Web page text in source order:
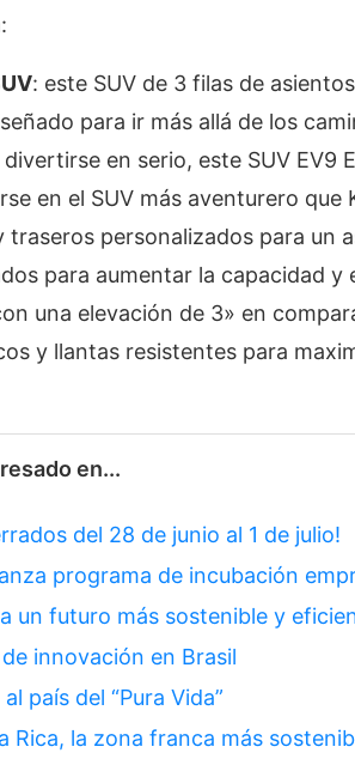
: este SUV de 3 filas de
para ir más allá de los
en serio, este SUV EV9
en el SUV más aventurero que
traseros personalizados para un
para aumentar la capacidad y
una elevación de 3» en
y llantas resistentes para
en...
del 28 de junio al 1 de julio!
programa de incubación
un futuro más sostenible y
innovación en Brasil
país del “Pura Vida”
Rica, la zona franca más